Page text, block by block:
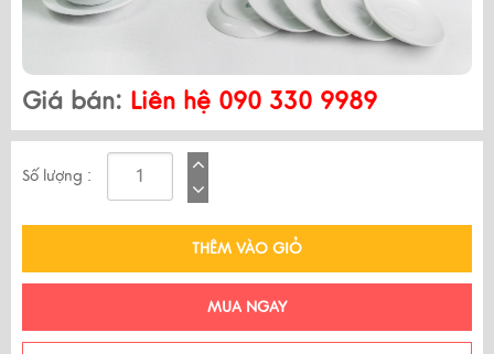
Giá bán: Liên hệ 090 330 9989
Số lượng :
THÊM VÀO GIỎ
MUA NGAY